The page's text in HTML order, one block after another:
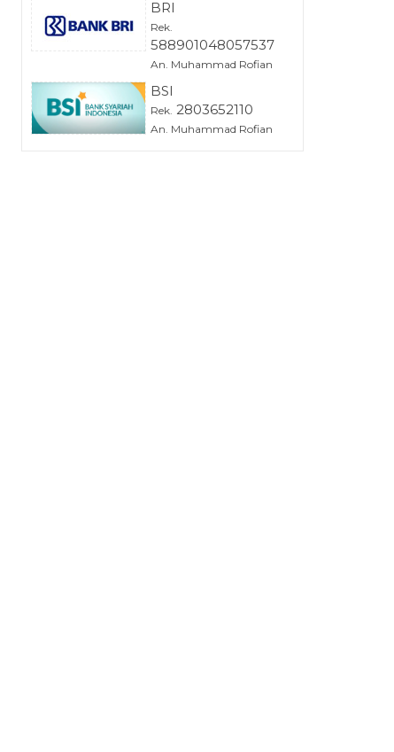
BRI
Rek.
588901048057537
An. Muhammad Rofian
BSI
Rek. 2803652110
An. Muhammad Rofian